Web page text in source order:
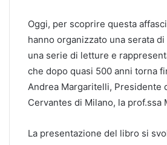
Oggi, per scoprire questa
hanno organizzato una serata
una serie di letture e
che dopo quasi 500 anni torna
Andrea Margaritelli, Presidente
Cervantes di Milano, la prof.ssa
La presentazione del libro si